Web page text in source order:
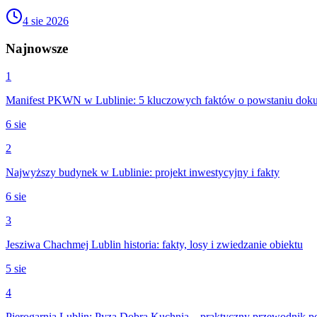
4 sie 2026
Najnowsze
1
Manifest PKWN w Lublinie: 5 kluczowych faktów o powstaniu
6 sie
2
Najwyższy budynek w Lublinie: projekt inwestycyjny i fakty
6 sie
3
Jesziwa Chachmej Lublin historia: fakty, losy i zwiedzanie obiektu
5 sie
4